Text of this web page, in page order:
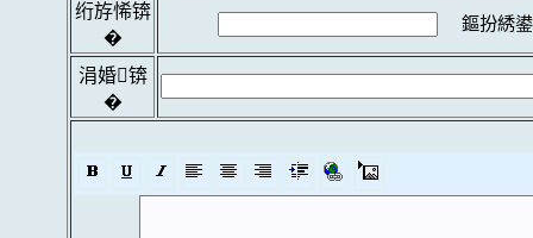
绗斿悕锛
�
鏂扮綉
涓婚锛
�